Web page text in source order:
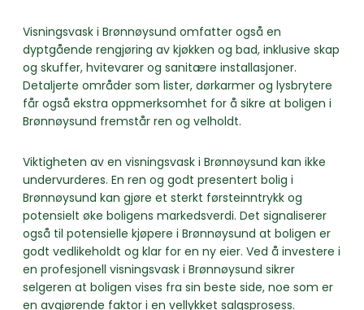
Visningsvask i Brønnøysund omfatter også en
dyptgående rengjøring av kjøkken og bad, inklusive skap
og skuffer, hvitevarer og sanitære installasjoner.
Detaljerte områder som lister, dørkarmer og lysbrytere
får også ekstra oppmerksomhet for å sikre at boligen i
Brønnøysund fremstår ren og velholdt.
Viktigheten av en visningsvask i Brønnøysund kan ikke
undervurderes. En ren og godt presentert bolig i
Brønnøysund kan gjøre et sterkt førsteinntrykk og
potensielt øke boligens markedsverdi. Det signaliserer
også til potensielle kjøpere i Brønnøysund at boligen er
godt vedlikeholdt og klar for en ny eier. Ved å investere i
en profesjonell visningsvask i Brønnøysund sikrer
selgeren at boligen vises fra sin beste side, noe som er
en avgjørende faktor i en vellykket salgsprosess.